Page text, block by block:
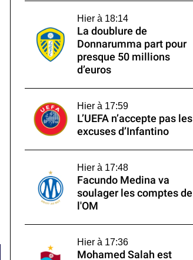
Hier à 18:14
La doublure de
Donnarumma part pour
presque 50 millions
d’euros
Hier à 17:59
L’UEFA n’accepte pas les
excuses d’Infantino
Hier à 17:48
Facundo Medina va
soulager les comptes de
l'OM
Hier à 17:36
Mohamed Salah est